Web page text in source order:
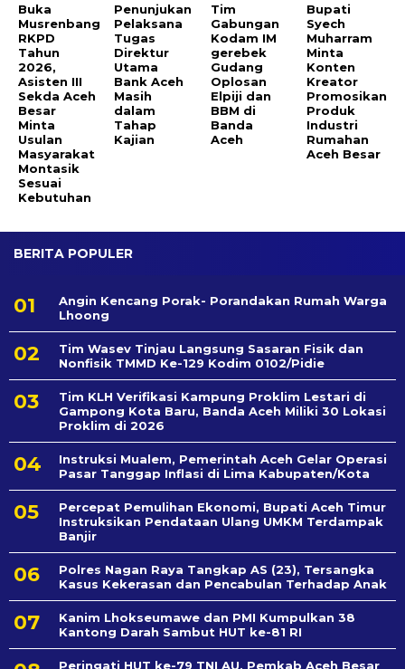
Buka
Musrenbang
RKPD
Tahun
2026,
Asisten III
Sekda Aceh
Besar
Minta
Usulan
Masyarakat
Montasik
Sesuai
Kebutuhan
Penunjukan
Pelaksana
Tugas
Direktur
Utama
Bank Aceh
Masih
dalam
Tahap
Kajian
Tim
Gabungan
Kodam IM
gerebek
Gudang
Oplosan
Elpiji dan
BBM di
Banda
Aceh
Bupati
Syech
Muharram
Minta
Konten
Kreator
Promosikan
Produk
Industri
Rumahan
Aceh Besar
BERITA POPULER
Angin Kencang Porak- Porandakan Rumah Warga
Lhoong
Tim Wasev Tinjau Langsung Sasaran Fisik dan
Nonfisik TMMD Ke-129 Kodim 0102/Pidie
Tim KLH Verifikasi Kampung Proklim Lestari di
Gampong Kota Baru, Banda Aceh Miliki 30 Lokasi
Proklim di 2026
Instruksi Mualem, Pemerintah Aceh Gelar Operasi
Pasar Tanggap Inflasi di Lima Kabupaten/Kota
Percepat Pemulihan Ekonomi, Bupati Aceh Timur
Instruksikan Pendataan Ulang UMKM Terdampak
Banjir
Polres Nagan Raya Tangkap AS (23), Tersangka
Kasus Kekerasan dan Pencabulan Terhadap Anak
Kanim Lhokseumawe dan PMI Kumpulkan 38
Kantong Darah Sambut HUT ke-81 RI
Peringati HUT ke-79 TNI AU, Pemkab Aceh Besar